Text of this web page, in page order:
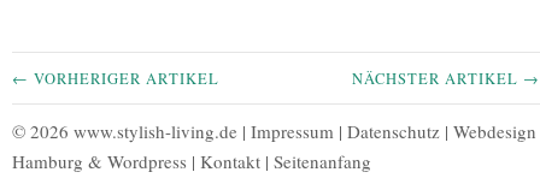
← VORHERIGER ARTIKEL NÄCHSTER ARTIKEL →
© 2026 www.stylish-living.de | Impressum | Datenschutz | Webdesign
Hamburg & Wordpress | Kontakt | Seitenanfang